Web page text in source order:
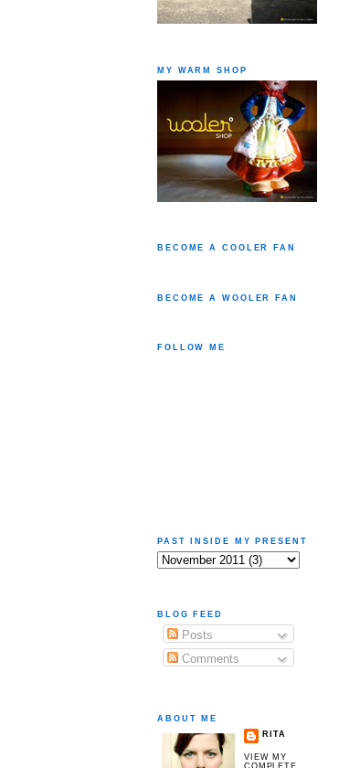
MY WARM SHOP
BECOME A COOLER FAN
BECOME A WOOLER FAN
FOLLOW ME
PAST INSIDE MY PRESENT
BLOG FEED
Posts
Comments
ABOUT ME
RITA
VIEW MY